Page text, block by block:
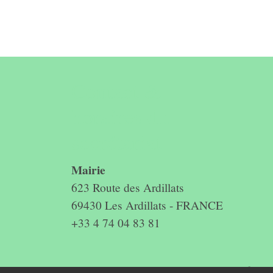
Mairie
623 Route des Ardillats
69430 Les Ardillats - FRANCE
+33 4 74 04 83 81